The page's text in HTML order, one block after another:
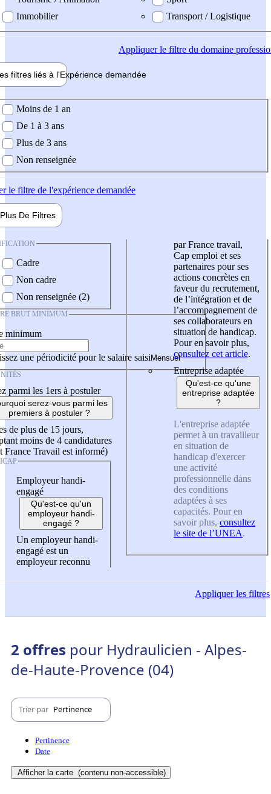
Immobilier
Transport / Logistique
Appliquerle filtre du domaine
filtres liés à l'Expérience demandée
demandée
Moins de 1 an
De 1 à 3 ans
Plus de 3 ans
Non renseignée
le filtre de l'expérience demandée
Plus De Filtres
Cadre
Non cadre
Non renseignée (2)
BRUT MINIMUM
minimum
une périodicité pour le salaire saisi
parmi les 1ers à postuler
serez-vous parmi les
premiers à postuler ?
de plus de 15 jours,
moins de 4 candidatures
France Travail est informé)
Employeur handi-
engagé
Qu'est-ce qu'un
employeur handi-
engagé ?
Un employeur handi-
engagé est un
employeur reconnu
par France travail,
Cap emploi et ses
partenaires pour ses
actions concrètes en
faveur du recrutement,
de l’intégration et de
l’accompagnement de
ses collaborateurs en
situation de handicap.
Pour en savoir plus,
consultez cet article.
Entreprise adaptée
Qu'est-ce qu'une
entreprise adaptée
?
L'entreprise adaptée
permet à un travailleur
en situation de
handicap d'exercer
une activité
professionnelle dans
des conditions
adaptées à ses
capacités. Pour en
savoir plus, consultez
le site de l’UNEA.
Appliquerles filtres
2 offres pour Hydraulicien - Alpes-
de-Haute-Provence (04)
Trier par Pertinence
Pertinence
Date
Afficher la carte (contenu non-accessible)